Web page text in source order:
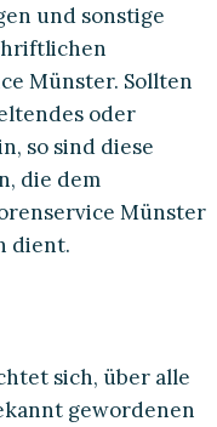
und sonstige
Münster. Sollten
oder
so sind diese
die dem
Münster
dient.
sich, über alle
gewordenen